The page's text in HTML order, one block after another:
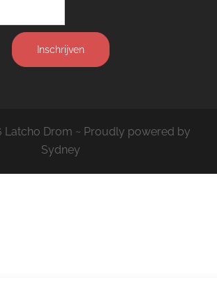
Inschrijven
Latcho Drom ~ Proudly powered by
Sydney